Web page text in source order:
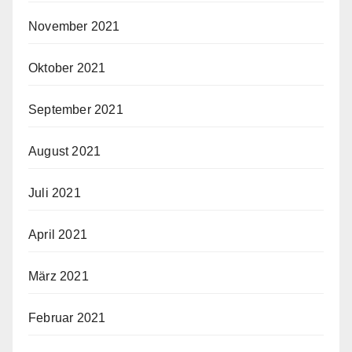
November 2021
Oktober 2021
September 2021
August 2021
Juli 2021
April 2021
März 2021
Februar 2021